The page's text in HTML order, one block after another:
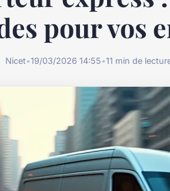
pour vos
Nicet•19/03/2026 14:55•11 min de